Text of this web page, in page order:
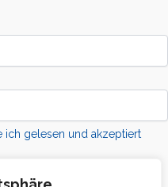
ich gelesen und akzeptiert